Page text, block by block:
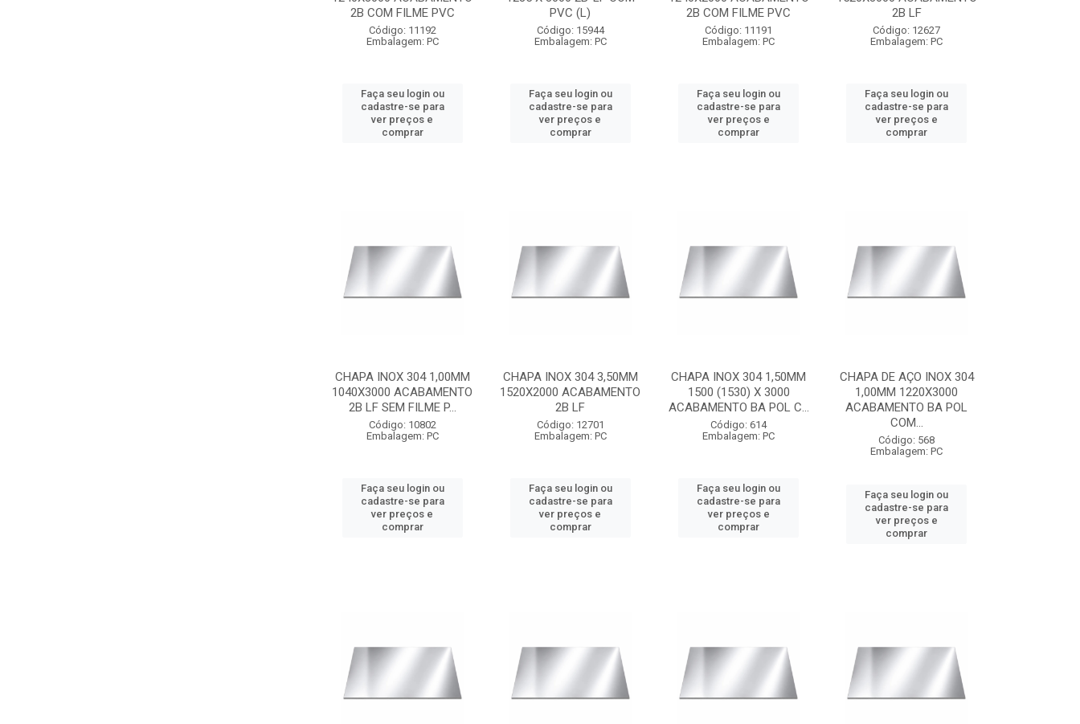
2B COM FILME PVC
Código: 11192
Embalagem: PC
Faça seu login ou
cadastre-se para
ver preços e
comprar
PVC (L)
Código: 15944
Embalagem: PC
Faça seu login ou
cadastre-se para
ver preços e
comprar
2B COM FILME PVC
Código: 11191
Embalagem: PC
Faça seu login ou
cadastre-se para
ver preços e
comprar
2B LF
Código: 12627
Embalagem: PC
Faça seu login ou
cadastre-se para
ver preços e
comprar
CHAPA INOX 304 1,00MM
1040X3000 ACABAMENTO
2B LF SEM FILME P...
Código: 10802
Embalagem: PC
Faça seu login ou
cadastre-se para
ver preços e
comprar
CHAPA INOX 304 3,50MM
1520X2000 ACABAMENTO
2B LF
Código: 12701
Embalagem: PC
Faça seu login ou
cadastre-se para
ver preços e
comprar
CHAPA INOX 304 1,50MM
1500 (1530) X 3000
ACABAMENTO BA POL C...
Código: 614
Embalagem: PC
Faça seu login ou
cadastre-se para
ver preços e
comprar
CHAPA DE AÇO INOX 304
1,00MM 1220X3000
ACABAMENTO BA POL
COM...
Código: 568
Embalagem: PC
Faça seu login ou
cadastre-se para
ver preços e
comprar